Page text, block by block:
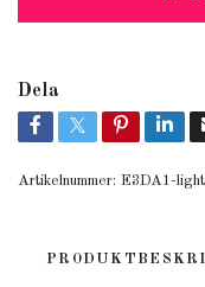
Dela
Artikelnummer: E3DA1-